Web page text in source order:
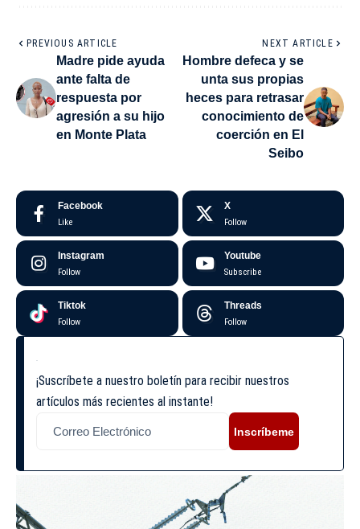
PREVIOUS ARTICLE
Madre pide ayuda
ante falta de
respuesta por
agresión a su hijo
en Monte Plata
NEXT ARTICLE
Hombre defeca y se
unta sus propias
heces para retrasar
conocimiento de
coerción en El
Seibo
Facebook
Like
X
Follow
Instagram
Follow
Youtube
Subscribe
Tiktok
Follow
Threads
Follow
¡Suscríbete a nuestro boletín para recibir nuestros
artículos más recientes al instante!
Inscríbeme